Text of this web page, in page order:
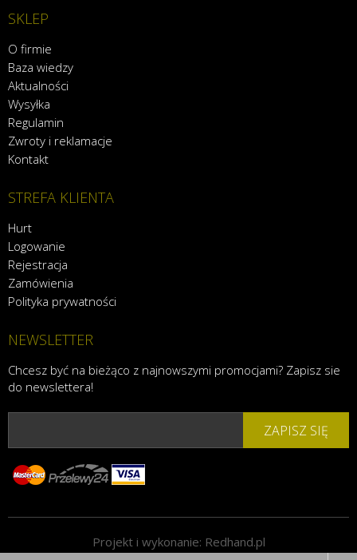
SKLEP
O firmie
Baza wiedzy
Aktualności
Wysyłka
Regulamin
Zwroty i reklamacje
Kontakt
STREFA KLIENTA
Hurt
Logowanie
Rejestracja
Zamówienia
Polityka prywatności
NEWSLETTER
Chcesz być na bieżąco z najnowszymi promocjami? Zapisz sie
do newslettera!
ZAPISZ SIĘ
Projekt i wykonanie: Redhand.pl